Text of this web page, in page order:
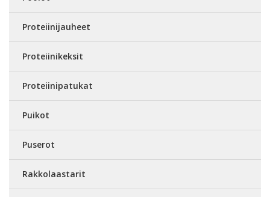
Proteiinijauheet
Proteiinikeksit
Proteiinipatukat
Puikot
Puserot
Rakkolaastarit